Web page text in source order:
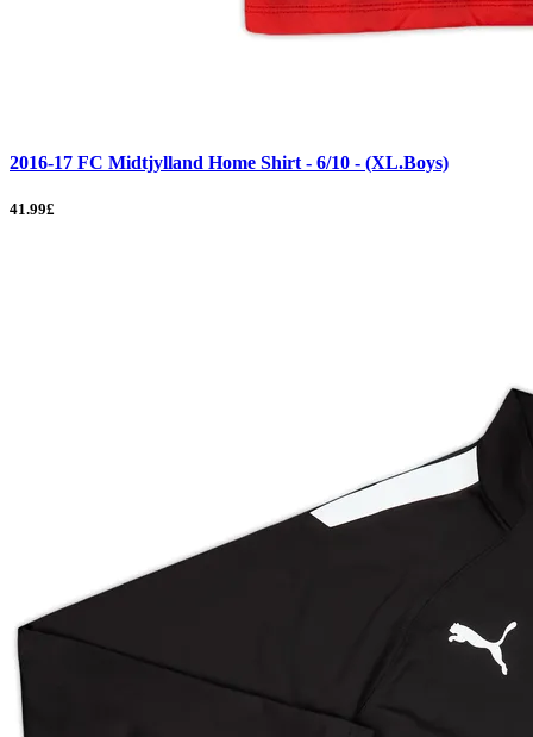
2016-17 FC Midtjylland Home Shirt - 6/10 - (XL.Boys)
41.99£